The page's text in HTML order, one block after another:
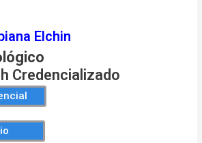
Elchin
Credencializado